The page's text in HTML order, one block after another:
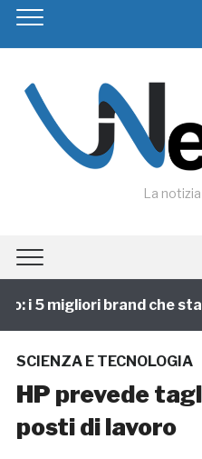
La
i 5 migliori brand che
SCIENZA E TECNOLOGIA
HP prevede
posti di lavoro